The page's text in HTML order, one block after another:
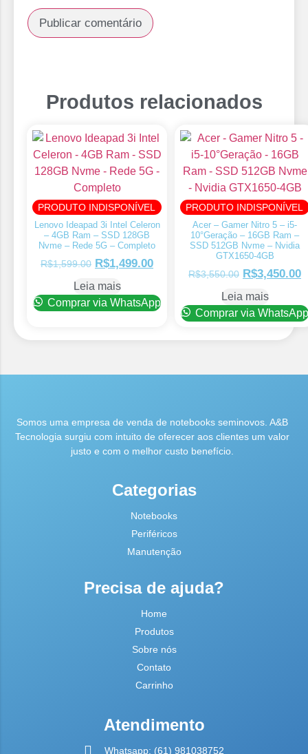
Produtos relacionados
PRODUTO INDISPONÍVEL
Lenovo Ideapad 3i Intel Celeron
– 4GB Ram – SSD 128GB
Nvme – Rede 5G – Completo
R$1,599.00 R$1,499.00
Leia mais
Comprar via WhatsApp
PRODUTO INDISPONÍVEL
Acer – Gamer Nitro 5 – i5-
10°Geração – 16GB Ram –
SSD 512GB Nvme – Nvidia
GTX1650-4GB
R$3,550.00 R$3,450.00
Leia mais
Comprar via WhatsApp
Somos uma empresa de venda de notebooks seminovos. A&B
Tecnologia surgiu com intuito de oferecer aos clientes um valor
justo e com o melhor custo benefício.
Categorias
Notebooks
Periféricos
Manutenção
Precisa de ajuda?
Home
Produtos
Sobre nós
Contato
Carrinho
Atendimento
Whatsapp: (61) 981038752